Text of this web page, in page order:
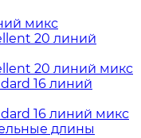
микс
20 линий
20 линий микс
16 линий
16 линий микс
длины